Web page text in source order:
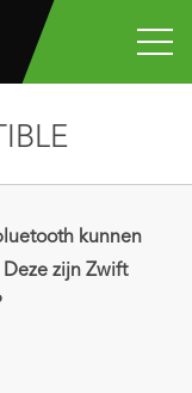
kunnen
zijn Zwift